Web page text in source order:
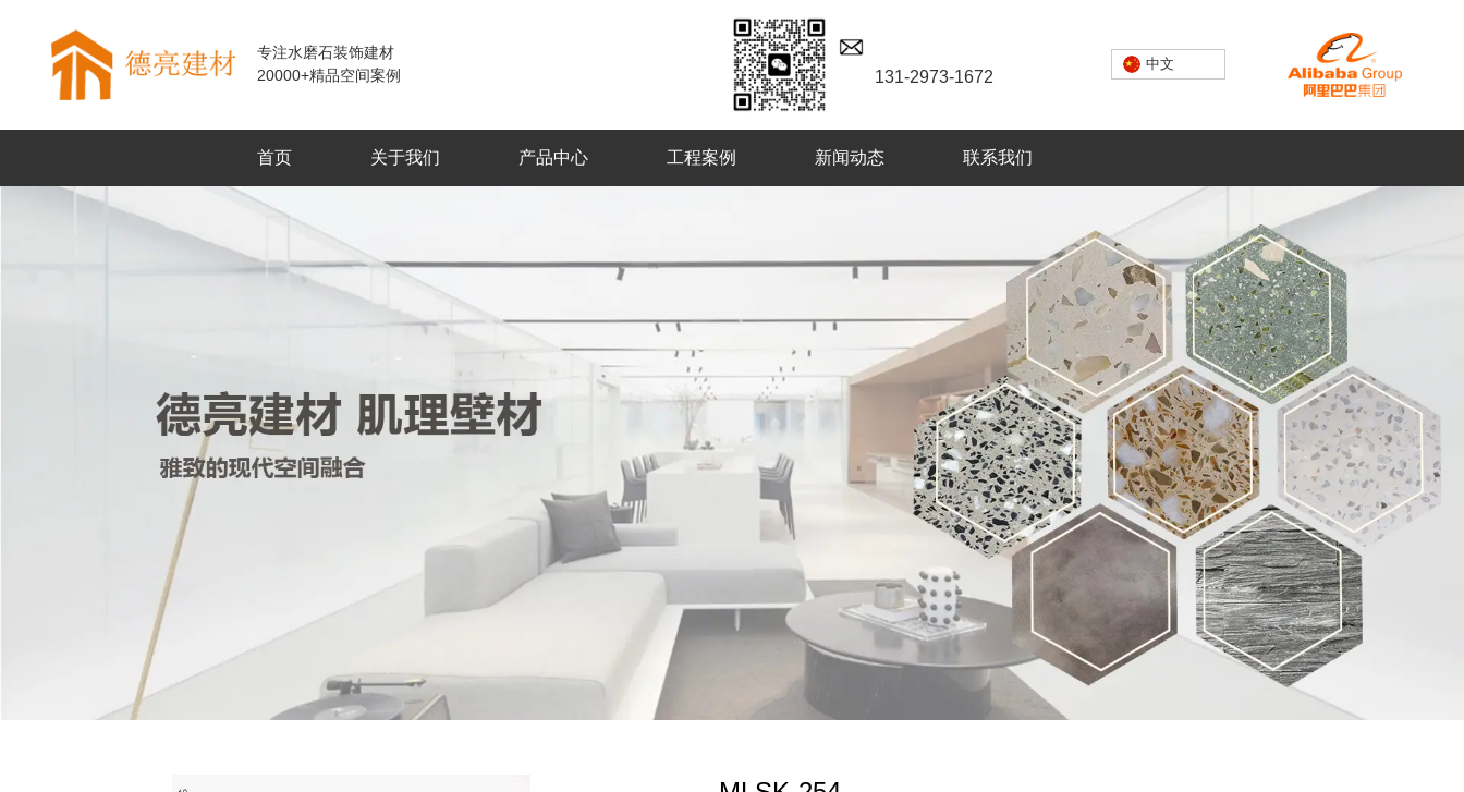
专注水磨石装饰建材
20000+精品空间案例
131-2973-1672
中文
首页 关于我们 产品中心 工程案例 新闻动态 联系我们